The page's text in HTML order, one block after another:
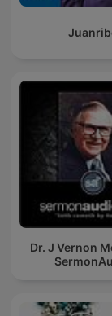
Dr. J Vernon